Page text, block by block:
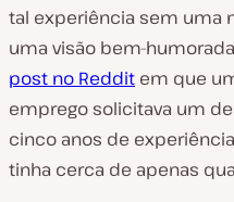
tal experiência sem uma
uma visão bem-
post no Reddit em que
emprego solicitava um
cinco anos de
tinha cerca de apenas